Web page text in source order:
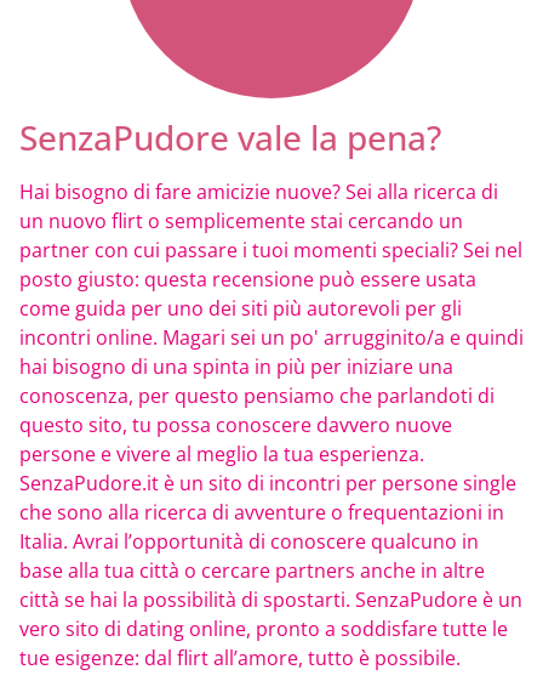
SenzaPudore vale la pena?
Hai bisogno di fare amicizie nuove? Sei alla ricerca di
un nuovo flirt o semplicemente stai cercando un
partner con cui passare i tuoi momenti speciali? Sei nel
posto giusto: questa recensione può essere usata
come guida per uno dei siti più autorevoli per gli
incontri online. Magari sei un po' arrugginito/a e quindi
hai bisogno di una spinta in più per iniziare una
conoscenza, per questo pensiamo che parlandoti di
questo sito, tu possa conoscere davvero nuove
persone e vivere al meglio la tua esperienza.
SenzaPudore.it è un sito di incontri per persone single
che sono alla ricerca di avventure o frequentazioni in
Italia. Avrai l’opportunità di conoscere qualcuno in
base alla tua città o cercare partners anche in altre
città se hai la possibilità di spostarti. SenzaPudore è un
vero sito di dating online, pronto a soddisfare tutte le
tue esigenze: dal flirt all’amore, tutto è possibile.